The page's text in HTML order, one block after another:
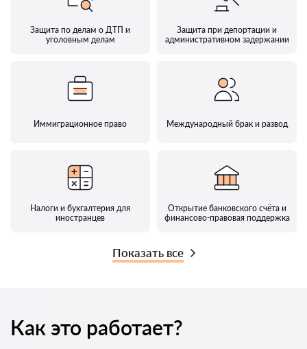
Защита по делам о ДТП и
уголовным делам
Защита при депортации и
административном задержании
Иммиграционное право Международный брак и развод
Налоги и бухгалтерия для
иностранцев
Открытие банковского счёта и
финансово-правовая поддержка
Показать все
Как это работает?